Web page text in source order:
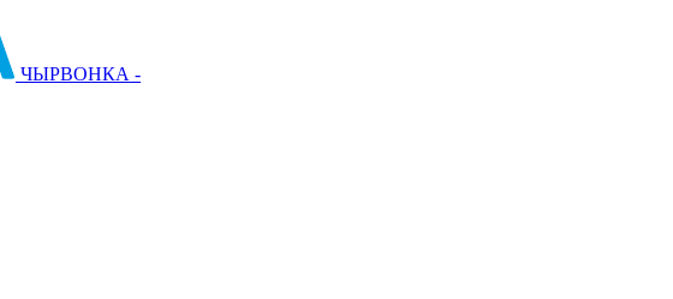
ЧЫРВОНКА -